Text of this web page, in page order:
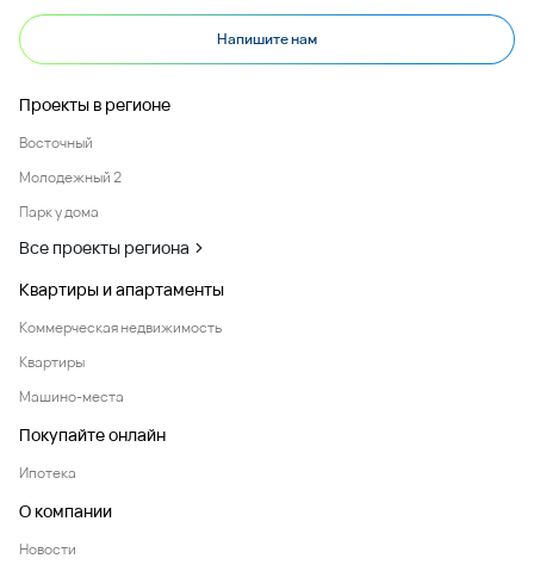
Напишите нам
Проекты в регионе
Восточный
Молодежный 2
Парк у дома
Все проекты региона
Квартиры и апартаменты
Коммерческая недвижимость
Квартиры
Машино-места
Покупайте онлайн
Ипотека
О компании
Новости